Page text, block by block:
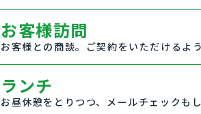
お客様訪問
お客様との商談。ご契約をいただけるよ
ランチ
お昼休憩をとりつつ、メールチェックもし